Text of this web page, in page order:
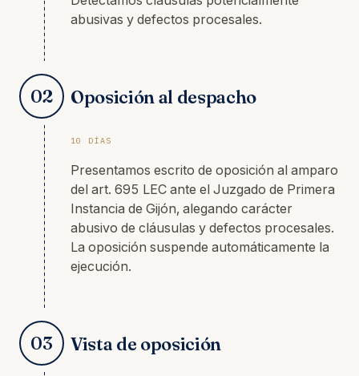
abusivas y defectos procesales.
02 Oposición al despacho
10 DÍAS
Presentamos escrito de oposición al amparo
del art. 695 LEC ante el Juzgado de Primera
Instancia de Gijón, alegando carácter
abusivo de cláusulas y defectos procesales.
La oposición suspende automáticamente la
ejecución.
03 Vista de oposición